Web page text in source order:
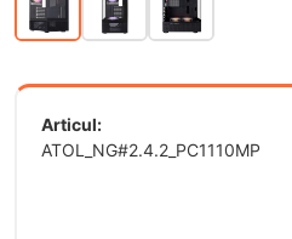
Articul:
ATOL_NG#2.4.2_PC1110MP